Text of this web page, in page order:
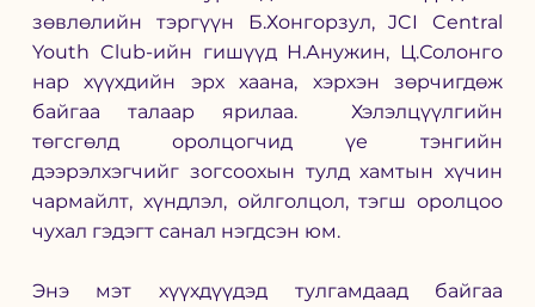
зөвлөлийн тэргүүн Б.Хонгорзул, JCI Central
Youth Club-ийн гишүүд Н.Анужин, Ц.Солонго
нар хүүхдийн эрх хаана, хэрхэн зөрчигдөж
байгаа талаар ярилаа.  Хэлэлцүүлгийн
төгсгөлд оролцогчид үе тэнгийн
дээрэлхэгчийг зогсоохын тулд хамтын хүчин
чармайлт, хүндлэл, ойлголцол, тэгш оролцоо
чухал гэдэгт санал нэгдсэн юм.
Энэ мэт хүүхдүүдэд тулгамдаад байгаа